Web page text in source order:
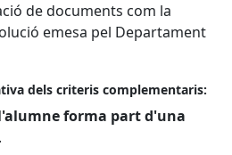
de documents com la
emesa pel Departament
dels criteris complementaris:
forma part d'una